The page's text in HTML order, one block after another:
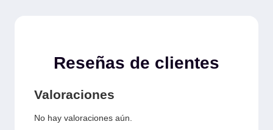
Reseñas de clientes
Valoraciones
No hay valoraciones aún.